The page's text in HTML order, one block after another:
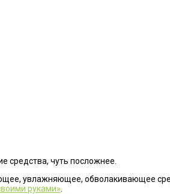
средства, чуть посложнее.
увлажняющее, обволакивающее
руками»